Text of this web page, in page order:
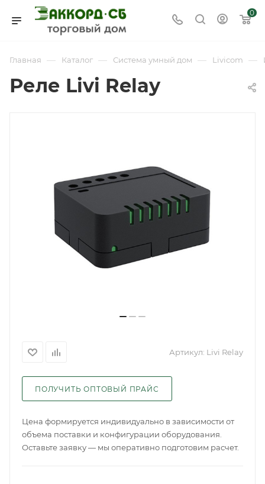
0
Главная — Каталог — Система умный дом — Livicom —
Реле Livi Relay
Артикул: Livi Relay
ПОЛУЧИТЬ ОПТОВЫЙ ПРАЙС
Цена формируется индивидуально в зависимости от
объема поставки и конфигурации оборудования.
Оставьте заявку — мы оперативно подготовим расчет.